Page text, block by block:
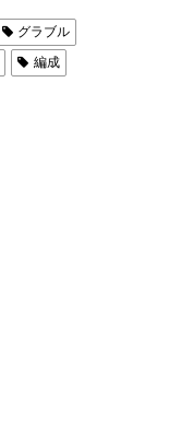
グラブル
編成